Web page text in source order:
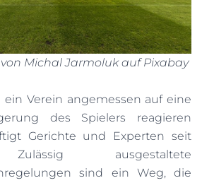
Michal Jarmoluk auf Pixabay
ein Verein angemessen auf eine
des Spielers reagieren
Gerichte und Experten seit
ausgestaltete
sind ein Weg, die